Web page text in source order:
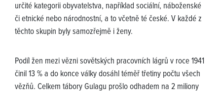
určité kategorii obyvatelstva, například sociální, náboženské
či etnické nebo národnostní, a to včetně té české. V každé z
těchto skupin byly samozřejmě i ženy.
Podíl žen mezi vězni sovětských pracovních lágrů v roce 1941
činil 13 % a do konce války dosáhl téměř třetiny počtu všech
vězňů. Celkem tábory Gulagu prošlo odhadem na 2 miliony